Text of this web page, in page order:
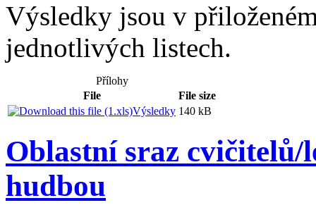
Výsledky jsou v
jednotlivých listech.
Přílohy
File
File size
Výsledky 140 kB
Oblastní sraz
hudbou